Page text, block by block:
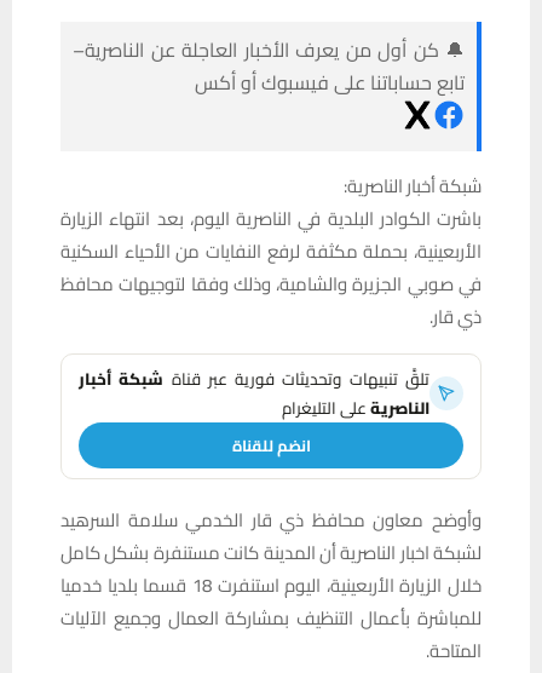
🔔 كن أول من يعرف الأخبار العاجلة عن الناصرية–
تابع حساباتنا على فيسبوك أو أكس
شبكة أخبار الناصرية:
باشرت الكوادر البلدية في الناصرية اليوم، بعد انتهاء الزيارة
الأربعينية، بحملة مكثفة لرفع النفايات من الأحياء السكنية
في صوبي الجزيرة والشامية، وذلك وفقا لتوجيهات محافظ
ذي قار.
تلقَّ تنبيهات وتحديثات فورية عبر قناة شبكة أخبار
الناصريةعلى التليغرام
انضم للقناة
وأوضح معاون محافظ ذي قار الخدمي سلامة السرهيد
لشبكة اخبار الناصرية أن المدينة كانت مستنفرة بشكل كامل
خلال الزيارة الأربعينية، اليوم استنفرت 18 قسما بلديا خدميا
للمباشرة بأعمال التنظيف بمشاركة العمال وجميع الآليات
المتاحة.